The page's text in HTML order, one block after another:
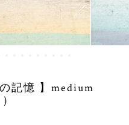
記憶 】medium